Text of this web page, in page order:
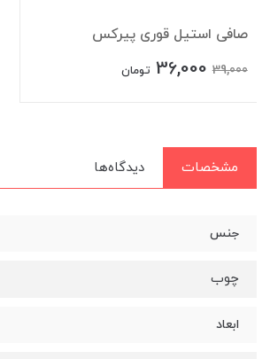
صافی استیل قوری پیرکس
39,000
36,000 تومان
مشخصات دیدگاه‌ها
جنس
چوب
ابعاد